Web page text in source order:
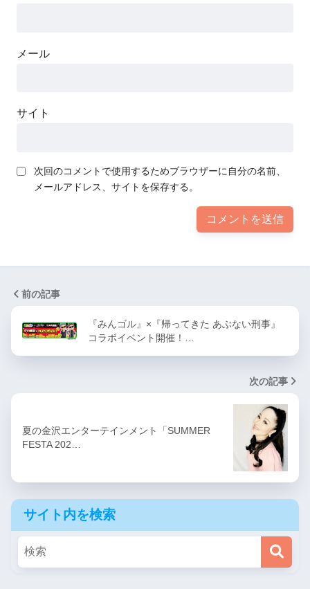
メール
サイト
次回のコメントで使用するためブラウザーに自分の名前、
メールアドレス、サイトを保存する。
前の記事
『みんゴル』×『帰ってきた あぶない刑事』
コラボイベント開催！…
次の記事
夏の金沢エンターテインメント「SUMMER
FESTA 202…
サイト内を検索